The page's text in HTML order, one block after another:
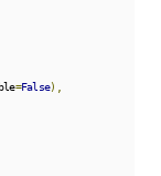
=False),